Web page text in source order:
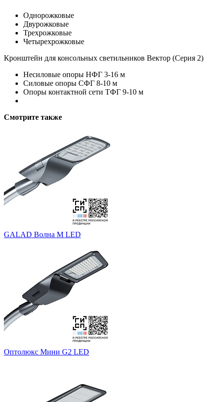
Однорожковые
Двурожковые
Трехрожковые
Четырехрожковые
Кронштейн для консольных светильников Вектор (Серия 2)
Несиловые опоры НФГ 3-16 м
Силовые опоры СФГ 8-10 м
Опоры контактной сети ТФГ 9-10 м
Смотрите также
GALAD Волна M LED
Оптолюкс Мини G2 LED